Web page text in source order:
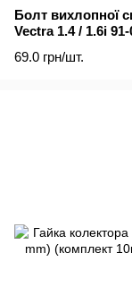
Болт вихлопної
Vectra 1.4 / 1.6i
69.0 грн/шт.